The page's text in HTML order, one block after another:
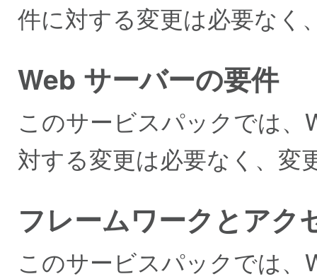
件に対する変更は必要なく
Web サーバーの要件
このサービスパックでは、
対する変更は必要なく、変
フレームワークとアク
このサービスパックでは、